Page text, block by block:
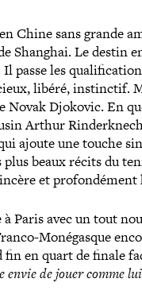
Chine sans grande
Shanghai. Le destin
passe les
libéré, ins­tinc­tif.
Novak Djokovic. En
Arthur
ajoute une touche
plus beaux récits du
et pro­fon­dé­ment
Paris avec un tout
​Monégasque
en quart de finale
envie de jouer comme